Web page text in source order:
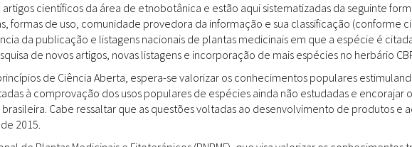
Livros
Periódicos
Produções
Todos
Grupos de Pesquisa
Sementes, Mudas &
Plantas
Produto & Indústria Padrões
científicos da área de etnobotânica e estão aqui sistematizadas da seguinte
formas de uso, comunidade provedora da informação e sua classificação (conforme
da publicação e listagens nacionais de plantas medicinais em que a espécie é
de novos artigos, novas listagens e incorporação de mais espécies no herbário
de Ciência Aberta, espera-se valorizar os conhecimentos populares
à comprovação dos usos populares de espécies ainda não estudadas e
Cabe ressaltar que as questões voltadas ao desenvolvimento de produtos e
2015.